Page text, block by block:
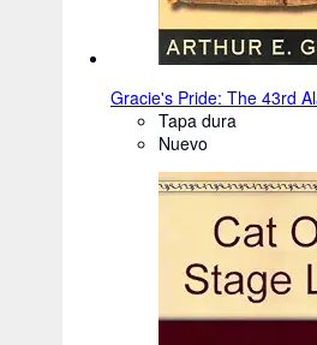
Gracie's Pride: The 43rd
Tapa dura
Nuevo